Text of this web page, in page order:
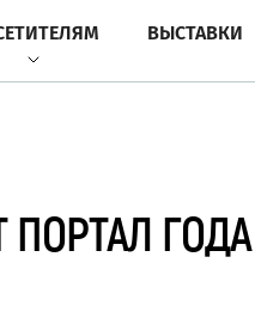
ВЫСТАВКИ
ПОРТАЛ